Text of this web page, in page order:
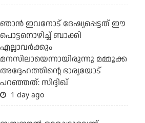
ഞാന്‍ ഇവനോട് ദേഷ്യപ്പെട്ടത് ഈ
പൊട്ടനൊഴിച്ച് ബാക്കി
എല്ലാവര്‍ക്കും
മനസിലായെന്നായിരുന്നു മമ്മൂക്ക
അദ്ദേഹത്തിന്റെ ഭാര്യയോട്
പറഞ്ഞത്: സിദ്ദിഖ്
1 day ago